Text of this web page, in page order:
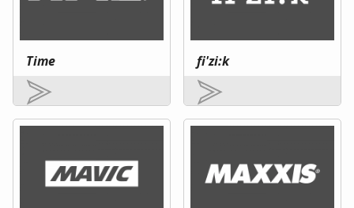
Time fi'zi:k